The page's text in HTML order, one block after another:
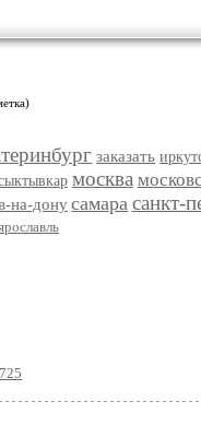
заказать
москва
на-дону самара санкт-